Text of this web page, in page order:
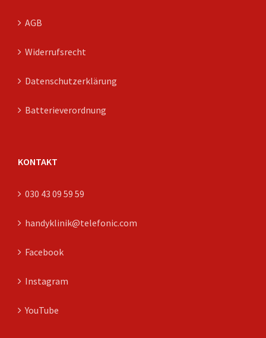
AGB
Widerrufsrecht
Datenschutzerklärung
Batterieverordnung
KONTAKT
030 43 09 59 59
handyklinik@telefonic.com
Facebook
Instagram
YouTube